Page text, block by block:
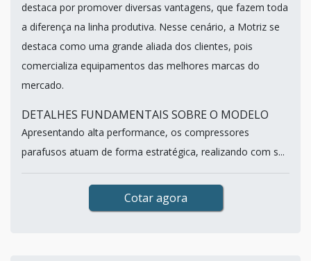
destaca por promover diversas vantagens, que fazem toda
a diferença na linha produtiva. Nesse cenário, a Motriz se
destaca como uma grande aliada dos clientes, pois
comercializa equipamentos das melhores marcas do
mercado.
DETALHES FUNDAMENTAIS SOBRE O MODELO
Apresentando alta performance, os compressores
parafusos atuam de forma estratégica, realizando com s...
Cotar agora